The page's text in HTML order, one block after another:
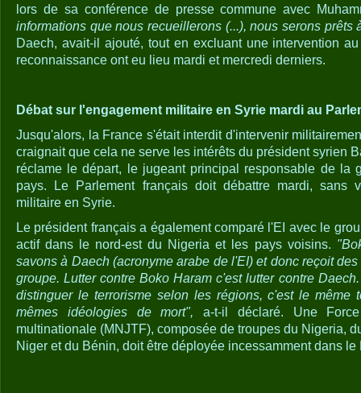
lors de sa conférence de presse commune avec
informations que nous recueillerons (...), nous serons prêts
Daech, avait-il ajouté, tout en excluant une intervention
reconnaissance ont eu lieu mardi et mercredi derniers.
Débat sur l'engagement militaire en Syrie mardi au
Jusqu'alors, la France s'était interdit d'intervenir
craignait que cela ne serve les intérêts du président syrien
réclame le départ, le jugeant principal responsable de la
pays. Le Parlement français doit débattre mardi, sans
militaire en Syrie.
Le président français a également comparé l'EI avec le
actif dans le nord-est du Nigeria et les pays voisins.
savons à Daech (acronyme arabe de l'EI) et donc reçoit
groupe. Lutter contre Boko Haram c'est lutter contre
distinguer le terrorisme selon les régions, c'est le même
mêmes idéologies de mort",a-t-il déclaré. Une
multinationale (MNJTF), composée de troupes du Nigeria,
Niger et du Bénin, doit être déployée incessamment dans